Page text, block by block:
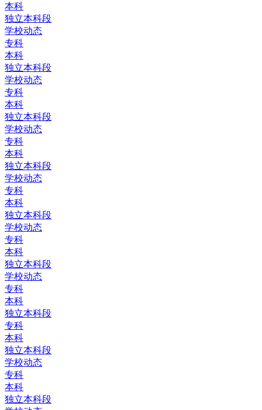
本科
独立本科段
学校动态
专科
本科
独立本科段
学校动态
专科
本科
独立本科段
学校动态
专科
本科
独立本科段
学校动态
专科
本科
独立本科段
学校动态
专科
本科
独立本科段
学校动态
专科
本科
独立本科段
专科
本科
独立本科段
学校动态
专科
本科
独立本科段